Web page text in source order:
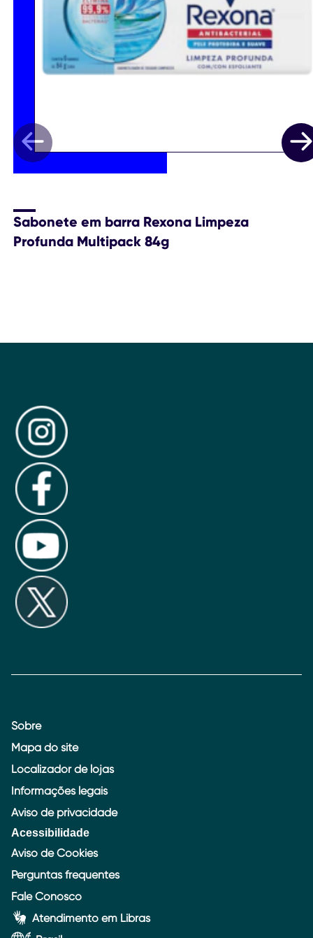
Sabonete em barra Rexona Limpeza
Profunda Multipack 84g
Sobre
Mapa do site
Localizador de lojas
Informações legais
Aviso de privacidade
Acessibilidade
Aviso de Cookies
Perguntas frequentes
Fale Conosco
Atendimento em Libras